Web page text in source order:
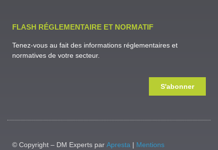
FLASH RÉGLEMENTAIRE ET NORMATIF
Tenez-vous au fait des informations réglementaires et
normatives de votre secteur.
S'abonner
© Copyright – DM Experts par Apresta | Mentions